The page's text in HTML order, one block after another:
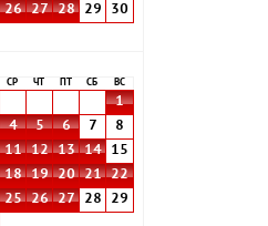
26 27 28 29 30
СР ЧТ СБ ВС
1
4 5 6 7
8
11 12 13 14
15
18 19 20 21
22
25 26 27 28
29